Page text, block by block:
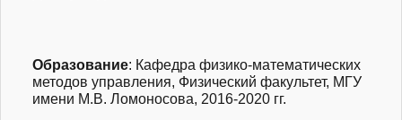
Образование: Кафедра физико-математических
методов управления, Физический факультет, МГУ
имени М.В. Ломоносова, 2016-2020 гг.